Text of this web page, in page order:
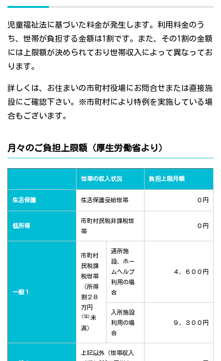
児童福祉法に基づいた料金が発生します。利用料金のう
ち、世帯が負担する金額は1割です。また、その1割の金額
には上限額が決められており世帯収入によって異なってお
ります。
詳しくは、お住まいの市町村役場にお問合せまたは直接施
設にご確認下さい。※市町村により特例を実施している場
合もございます。
月々のご負担上限額（厚生労働省より）
世帯の収入状況 負担上限月額
生活保護 生活保護受給世帯 ０円
低所得
市町村民税非課税世
帯
０円
一般１
市町村
民税課
税世帯
（所得
割２８
万円
(注) 未
満）
通所施
設、ホー
ムヘルプ
利用の場
合
４，６００円
入所施設
利用の場
合
９，３００円
上記以外（世帯収入